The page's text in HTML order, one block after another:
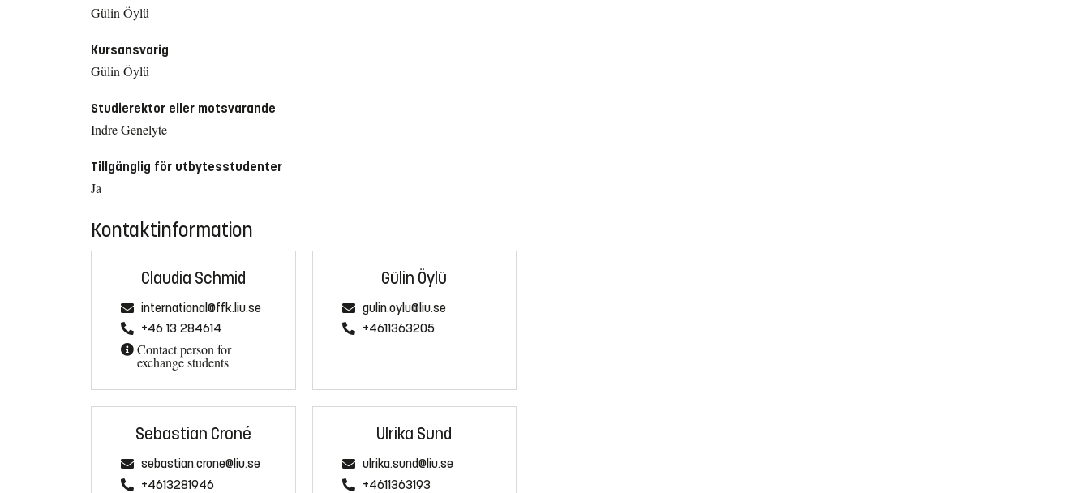
Gülin Öylü
Kursansvarig
Gülin Öylü
Studierektor eller motsvarande
Indre Genelyte
Tillgänglig för utbytesstudenter
Ja
Kontaktinformation
Claudia Schmid
international@ffk.liu.se
+46 13 284614
Contact person for
exchange students
Gülin Öylü
gulin.oylu@liu.se
+4611363205
Sebastian Croné
sebastian.crone@liu.se
+4613281946
Ulrika Sund
ulrika.sund@liu.se
+4611363193